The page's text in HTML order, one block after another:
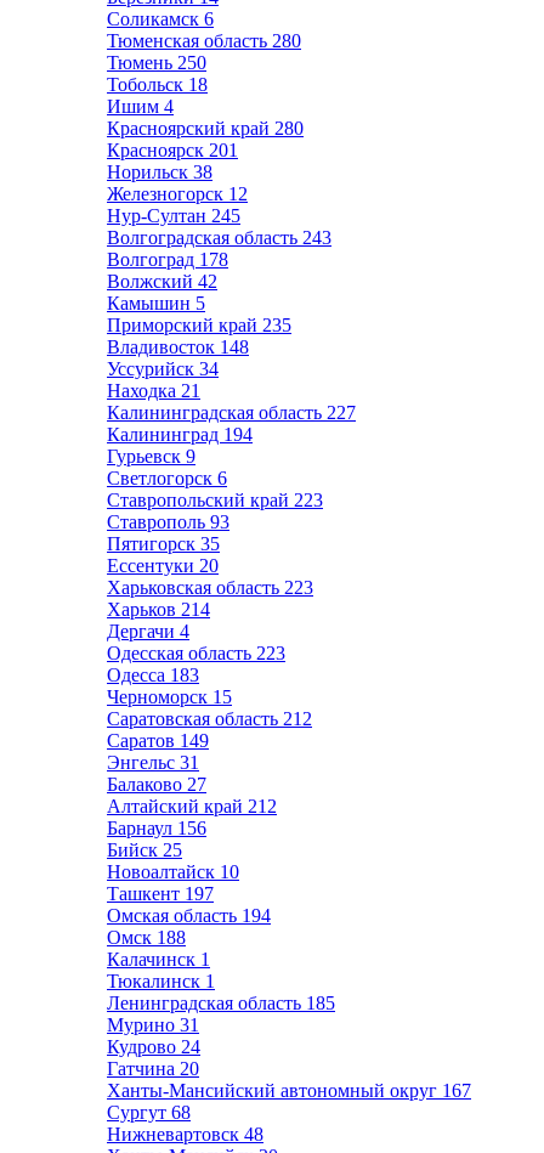
Соликамск 6
Тюменская область 280
Тюмень 250
Тобольск 18
Ишим 4
Красноярский край 280
Красноярск 201
Норильск 38
Железногорск 12
Нур-Султан 245
Волгоградская область 243
Волгоград 178
Волжский 42
Камышин 5
Приморский край 235
Владивосток 148
Уссурийск 34
Находка 21
Калининградская область 227
Калининград 194
Гурьевск 9
Светлогорск 6
Ставропольский край 223
Ставрополь 93
Пятигорск 35
Ессентуки 20
Харьковская область 223
Харьков 214
Дергачи 4
Одесская область 223
Одесса 183
Черноморск 15
Саратовская область 212
Саратов 149
Энгельс 31
Балаково 27
Алтайский край 212
Барнаул 156
Бийск 25
Новоалтайск 10
Ташкент 197
Омская область 194
Омск 188
Калачинск 1
Тюкалинск 1
Ленинградская область 185
Мурино 31
Кудрово 24
Гатчина 20
Ханты-Мансийский автономный округ 167
Сургут 68
Нижневартовск 48